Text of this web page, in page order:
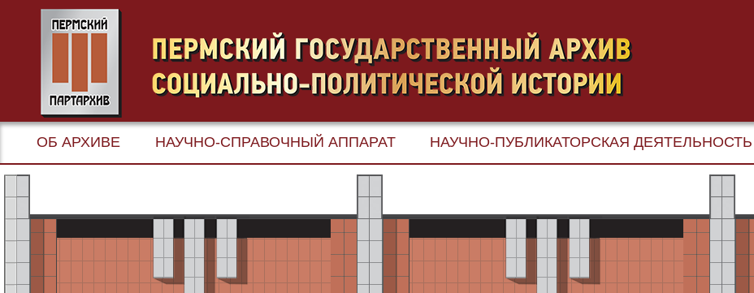
ОБ АРХИВЕ НАУЧНО-СПРАВОЧНЫЙ АППАРАТ НАУЧНО-ПУБЛИКАТОРСКАЯ ДЕЯТЕЛЬНОСТЬ